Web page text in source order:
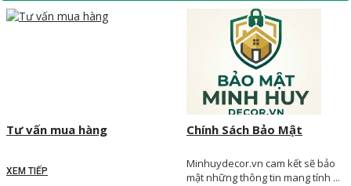
Tư vấn mua hàng
XEM TIẾP
Chính Sách Bảo Mật
Minhuydecor.vn cam kết sẽ bảo
mật những thông tin mang tính ...